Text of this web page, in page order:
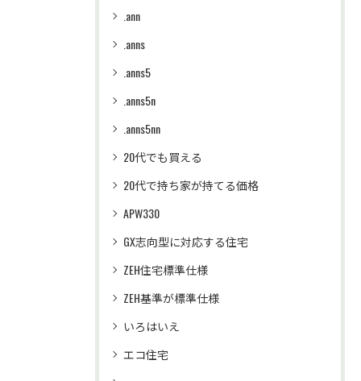
.ann
.anns
.anns5
.anns5n
.anns5nn
20代でも買える
20代で持ち家が持てる価格
APW330
GX志向型に対応する住宅
ZEH住宅標準仕様
ZEH基準が標準仕様
いろはいえ
エコ住宅